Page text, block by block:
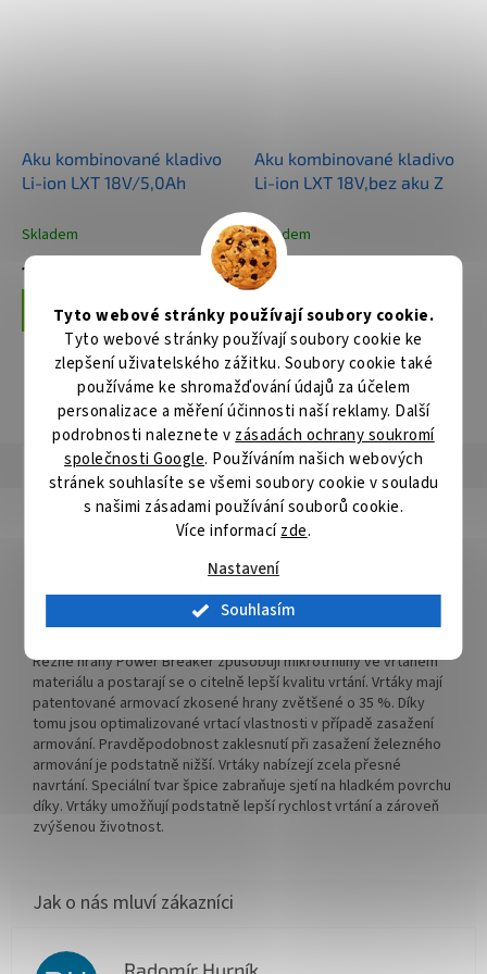
Tyto webové stránky používají soubory cookie.
Tyto webové stránky používají soubory cookie ke
zlepšení uživatelského zážitku. Soubory cookie také
používáme ke shromažďování údajů za účelem
personalizace a měření účinnosti naší reklamy. Další
podrobnosti naleznete v zásadách ochrany soukromí
společnosti Google. Používáním našich webových
stránek souhlasíte se všemi soubory cookie v souladu
s našimi zásadami používání souborů cookie.
Více informacízde.
Nastavení
Souhlasím
Aku kombinované kladivo
Li-ion LXT 18V/5,0Ah
Skladem
10 994 Kč
Do košíku
Aku kombinované kladivo
Li-ion LXT 18V,bez aku Z
Skladem
4 171 Kč
Do košíku
ZOBRAZIT VŠECHNY SOUVISEJÍCÍ PRODUKTY
Popis Hodnocení Diskuze
Detailní popis produktu
V-PLUS stanovuje nová výkonnostní měřítka. Je důslednou
inovací miliónkrát osvědčeného příklepového vrtáku 4 PLUS.
Rychlost vrtání se vůči příklepovému vrtáku 4 PLUS zvýšila až o
12%. Skvěle se hodí i pro akumulátorové příklepové vrtačky. V-
Řezné hrany Power Breaker způsobují mikrotrhliny ve vrtaném
materiálu a postarají se o citelně lepší kvalitu vrtání. Vrtáky mají
patentované armovací zkosené hrany zvětšené o 35 %. Díky
tomu jsou optimalizované vrtací vlastnosti v případě zasažení
armování. Pravděpodobnost zaklesnutí při zasažení železného
armování je podstatně nižší. Vrtáky nabízejí zcela přesné
navrtání. Speciální tvar špice zabraňuje sjetí na hladkém povrchu
díky. Vrtáky umožňují podstatně lepší rychlost vrtání a zároveň
zvýšenou životnost.
Radomír Hurník